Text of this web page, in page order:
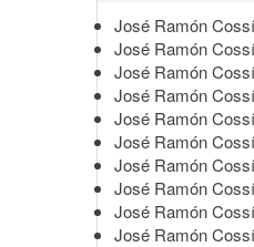
del
artículo
José Ramón
José Ramón
José Ramón
José Ramón
José Ramón
José Ramón
José Ramón
José Ramón
José Ramón
José Ramón